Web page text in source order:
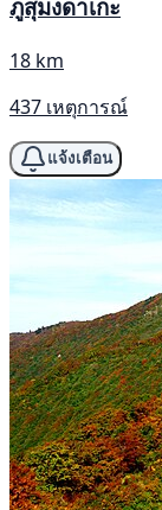
ภูสุมงดาเกะ
18 km
437 เหตุการณ์
แจ้งเตือน